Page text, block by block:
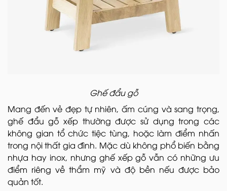
Ghế đẩu gỗ
Mang đến vẻ đẹp tự nhiên, ấm cúng và sang trọng,
ghế đẩu gỗ xếp thường được sử dụng trong các
không gian tổ chức tiệc tùng, hoặc làm điểm nhấn
trong nội thất gia đình. Mặc dù không phổ biến bằng
nhựa hay inox, nhưng ghế xếp gỗ vẫn có những ưu
điểm riêng về thẩm mỹ và độ bền nếu được bảo
quản tốt.